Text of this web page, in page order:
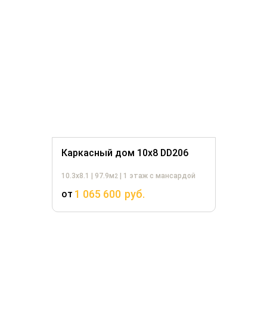
Каркасный дом 10х8 DD206
10.3х8.1 | 97.9м2| 1 этаж с мансардой
от 1 065 600 руб.